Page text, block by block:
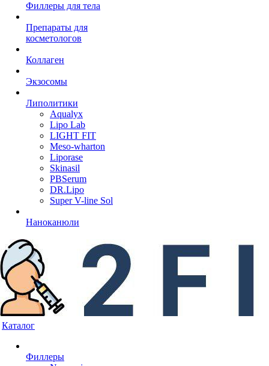
Филлеры для тела
Препараты для
косметологов
Коллаген
Экзосомы
Липолитики
Aqualyx
Lipo Lab
LIGHT FIT
Meso-wharton
Liporase
Skinasil
PBSerum
DR.Lipo
Super V-line Sol
Наноканюли
Каталог
Филлеры